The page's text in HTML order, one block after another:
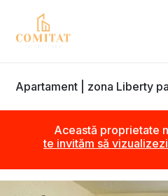
Apartament | zona Liberty
Această proprietate
te invităm să